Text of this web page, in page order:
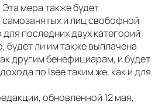
мера также будет
и лиц свобофной
последних двух категорий
будет ли им также выплачена
другим бенефициарам, и будет
по Isee таким же, как и для
обновленной 12 мая,